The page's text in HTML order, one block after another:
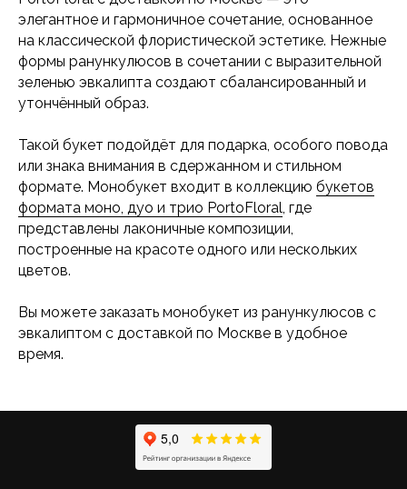
элегантное и гармоничное сочетание, основанное
на классической флористической эстетике. Нежные
формы ранункулюсов в сочетании с выразительной
зеленью эвкалипта создают сбалансированный и
утончённый образ.
Такой букет подойдёт для подарка, особого повода
или знака внимания в сдержанном и стильном
формате. Монобукет входит в коллекцию букетов
формата моно, дуо и трио PortoFloral, где
представлены лаконичные композиции,
построенные на красоте одного или нескольких
цветов.
Вы можете заказать монобукет из ранункулюсов с
эвкалиптом с доставкой по Москве в удобное
время.